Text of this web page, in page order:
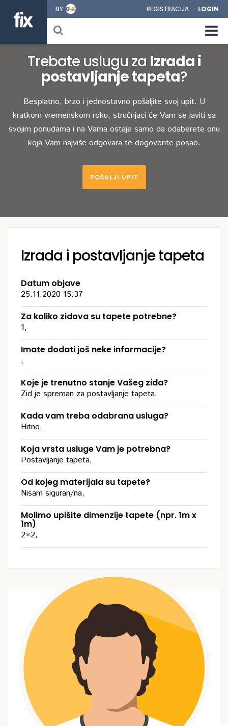
BY REGISTRACIJA LOGIN
Trebate uslugu za Izrada i
postavljanje tapeta?
Besplatno, brzo i jednostavno pošaljite svoj upit. U
kratkom vremenskom roku, stručnjaci će Vam se javiti sa
svojim ponudama i na Vama ostaje samo da odaberete onu
koja Vam najviše odgovara te dogovorite posao.
POŠALJI UPIT
Izrada i postavljanje tapeta
Datum objave
25.11.2020 15:37
Za koliko zidova su tapete potrebne?
1,
Imate dodati još neke informacije?
,
Koje je trenutno stanje Vašeg zida?
Zid je spreman za postavljanje tapeta,
Kada vam treba odabrana usluga?
Hitno,
Koja vrsta usluge Vam je potrebna?
Postavljanje tapeta,
Od kojeg materijala su tapete?
Nisam siguran/na,
Molimo upišite dimenzije tapete (npr. 1m x
1m)
2×2,